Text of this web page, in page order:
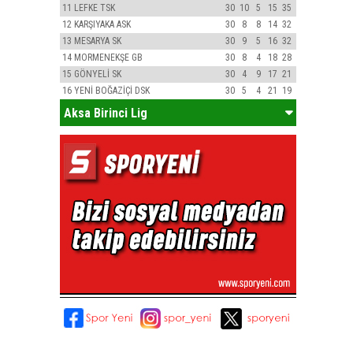
11 LEFKE TSK 30 10 5 15 35
12 KARŞIYAKA ASK 30 8 8 14 32
13 MESARYA SK 30 9 5 16 32
14 MORMENEKŞE GB 30 8 4 18 28
15 GÖNYELİ SK 30 4 9 17 21
16 YENİ BOĞAZİÇİ DSK 30 5 4 21 19
Aksa Birinci Lig